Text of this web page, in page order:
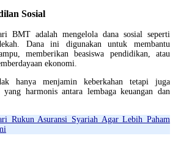
Sosial
BMT adalah mengelola dana sosial seperti
Dana ini digunakan untuk membantu
memberikan beasiswa pendidikan, atau
ekonomi.
hanya menjamin keberkahan tetapi juga
yang harmonis antara lembaga keuangan dan
Rukun Asuransi Syariah Agar Lebih Paham